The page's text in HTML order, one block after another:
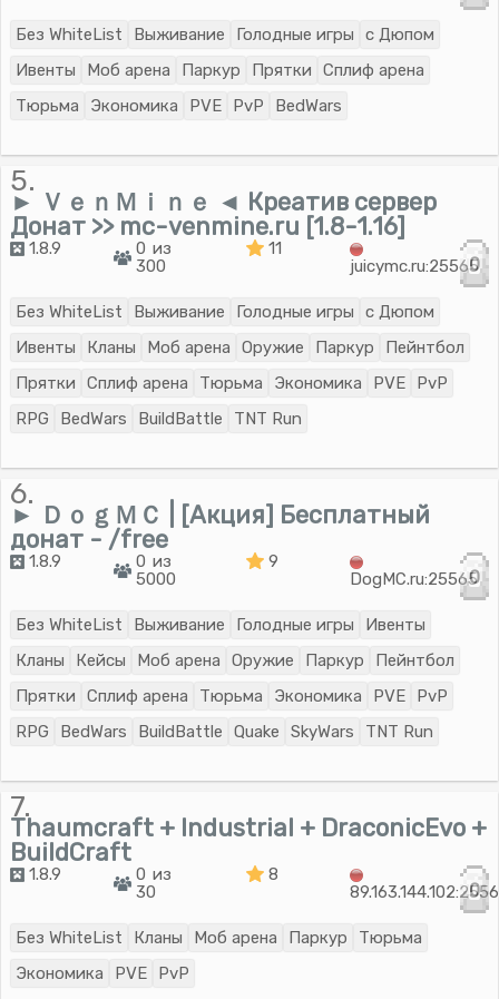
Без WhiteList Выживание Голодные игры
с Дюпом
Ивенты
Моб арена Паркур Прятки
Сплиф арена
Тюрьма
Экономика PVE PvP BedWars
5.
► ＶｅｎＭｉｎｅ ◄ Креатив сервер
Донат >> mc-venmine.ru [1.8-1.16]
1.8.9
0 из
300
11
juicymc.ru:25565
0
Без WhiteList Выживание Голодные игры
с Дюпом
Ивенты
Кланы Моб арена Оружие Паркур
Пейнтбол
Прятки
Сплиф арена Тюрьма Экономика PVE
PvP
RPG
BedWars BuildBattle TNT Run
6.
► ＤｏｇＭＣ | [Акция] Бесплатный
донат - /free
1.8.9
0 из
5000
9
DogMC.ru:25565
0
Без WhiteList Выживание Голодные игры
Ивенты
Кланы
Кейсы Моб арена Оружие Паркур
Пейнтбол
Прятки
Сплиф арена Тюрьма Экономика PVE
PvP
RPG
BedWars BuildBattle Quake SkyWars TNT Run
7.
Thaumcraft + Industrial + DraconicEvo +
BuildCraft
1.8.9
0 из
30
8
0
Без WhiteList Кланы Моб арена Паркур
Тюрьма
Экономика
PVE PvP